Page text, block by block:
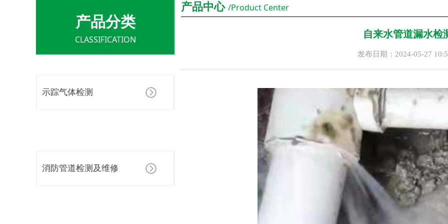
自来水管道漏水检
产品分类
CLASSIFICATION
示踪气体检测
消防管道检测及维修
产品中心 /Product Center
发布日期： 2024-05-27